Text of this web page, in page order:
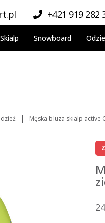
+421 919 282
Skialp Snowboard
Męska bluza skialp active